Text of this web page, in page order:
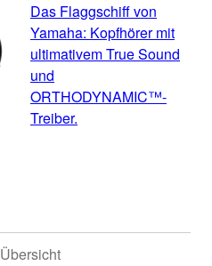
Das Flaggschiff von
Yamaha: Kopfhörer mit
ultimativem True Sound
und
ORTHODYNAMIC™-
Treiber.
Übersicht